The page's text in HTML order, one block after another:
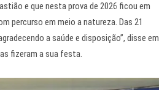
e que nesta prova de 2026 ficou em
percurso em meio a natureza. Das 21
a saúde e disposição”, disse em
fizeram a sua festa.